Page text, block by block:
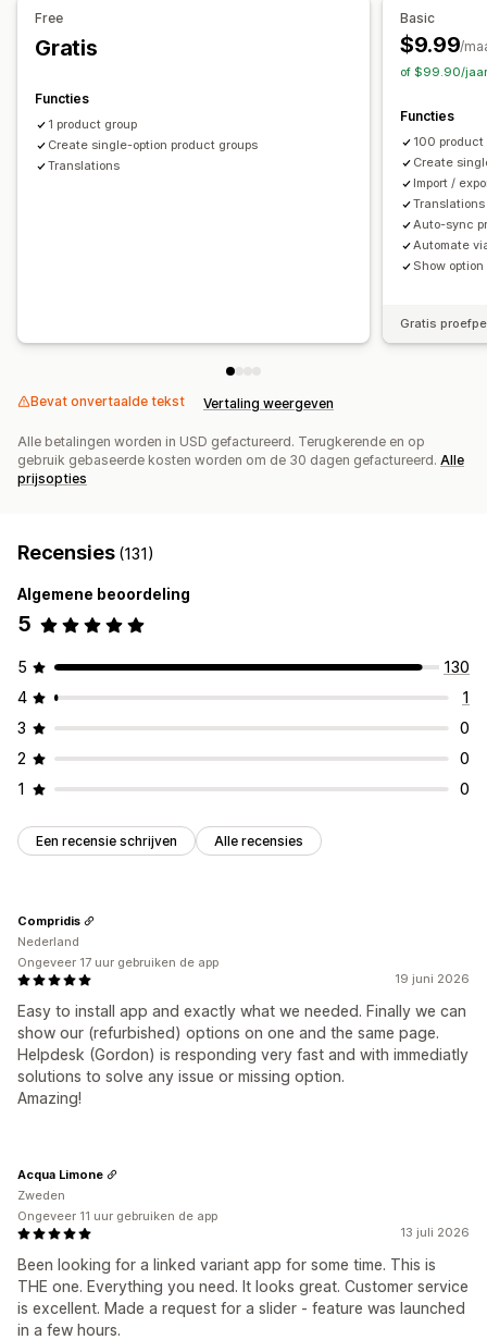
Niet op voorraad verbergen
Weergave van voorraad
Free
Gratis
Functies
1 product group
Create single-option product groups
Translations
Basic
$9.99/
of $99.90/jaar
Functies
100 product
Create
Import /
Translations
Auto-sync
Automate
Show
Gratis
Bevat onvertaalde tekst Vertaling weergeven
Alle betalingen worden in USD gefactureerd. Terugkerende en op
gebruik gebaseerde kosten worden om de 30 dagen gefactureerd. Alle
prijsopties
Recensies (131)
Algemene beoordeling
5
5
130
4
1
3
0
2
0
1
0
Een recensie schrijven Alle recensies
19 juni 2026
Easy to install app and exactly what we needed. Finally we can
show our (refurbished) options on one and the same page.
Helpdesk (Gordon) is responding very fast and with immediatly
solutions to solve any issue or missing option.
Amazing!
Compridis
Nederland
Ongeveer 17 uur gebruiken de app
13 juli 2026
Been looking for a linked variant app for some time. This is
THE one. Everything you need. It looks great. Customer service
is excellent. Made a request for a slider - feature was launched
in a few hours.
Acqua Limone
Zweden
Ongeveer 11 uur gebruiken de app